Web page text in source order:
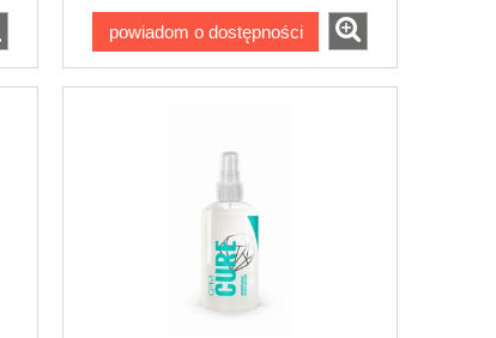
powiadom o dostępności